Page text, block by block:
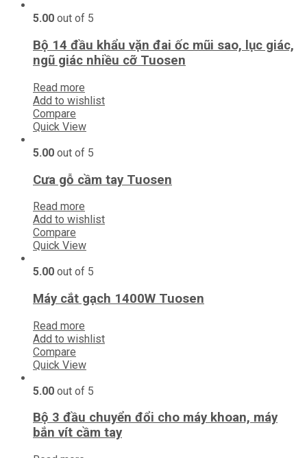
5.00 out of 5
Bộ 14 đầu khẩu vặn đai ốc mũi sao, lục giác,
ngũ giác nhiều cỡ Tuosen
Read more
Add to wishlist
Compare
Quick View
5.00 out of 5
Cưa gỗ cầm tay Tuosen
Read more
Add to wishlist
Compare
Quick View
5.00 out of 5
Máy cắt gạch 1400W Tuosen
Read more
Add to wishlist
Compare
Quick View
5.00 out of 5
Bộ 3 đầu chuyển đổi cho máy khoan, máy
bắn vít cầm tay